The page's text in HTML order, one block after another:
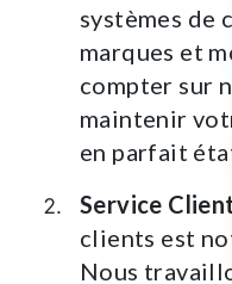
systèmes de
marques et
compter sur
maintenir
en parfait
Service
clients est
Nous